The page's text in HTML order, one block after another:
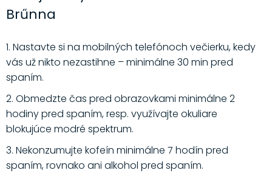
Brűnna
1. Nastavte si na mobilných telefónoch večierku, kedy
vás už nikto nezastihne – minimálne 30 min pred
spaním.
2. Obmedzte čas pred obrazovkami minimálne 2
hodiny pred spaním, resp. využívajte okuliare
blokujúce modré spektrum.
3. Nekonzumujte kofeín minimálne 7 hodín pred
spaním, rovnako ani alkohol pred spaním.